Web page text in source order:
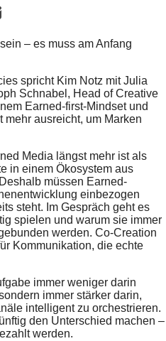
– es muss am Anfang
spricht Kim Notz mit Julia
Schnabel, Head of Creative
Earned-first-Mindset und
ausreicht, um Marken
Media längst mehr ist als
in einem Ökosystem aus
müssen Earned-
einbezogen
steht. Im Gespräch geht es
spielen und warum sie immer
werden. Co-Creation
Kommunikation, die echte
immer weniger darin
immer stärker darin,
intelligent zu orchestrieren.
den Unterschied machen –
werden.